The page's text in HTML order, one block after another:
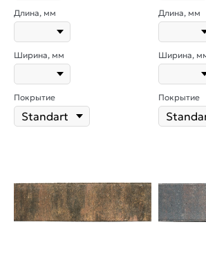
Длина, мм
Ширина, мм
Покрытие
Длина, мм
Ширина,
Покрытие